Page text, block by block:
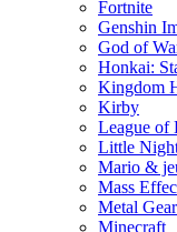
Fortnite
Genshin
God of
Honkai:
Kingdom
Kirby
League of
Little
Mario &
Mass
Metal
Minecraft